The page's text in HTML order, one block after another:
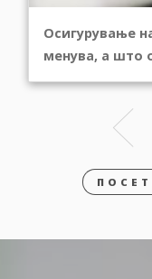
Осигурување
менува, а што